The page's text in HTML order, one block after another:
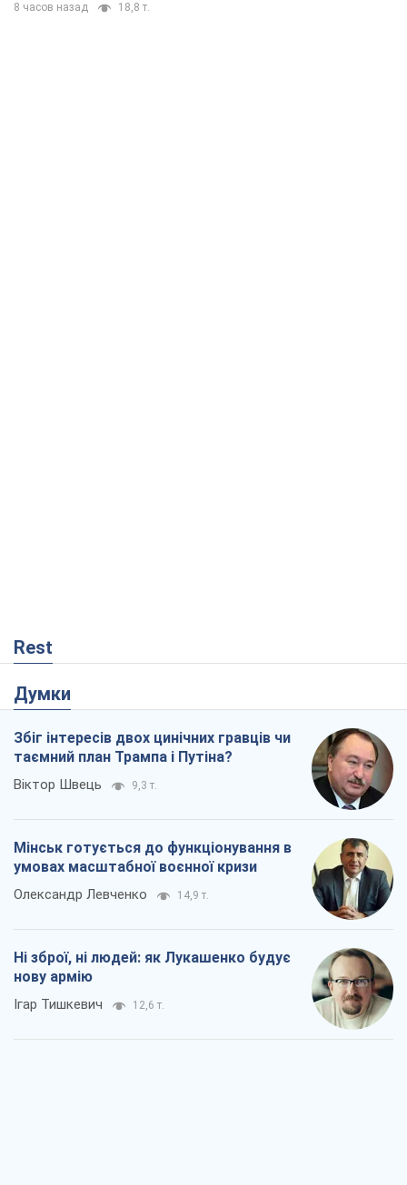
8 часов назад 18,8 т.
Rest
Думки
Збіг інтересів двох цинічних гравців чи
таємний план Трампа і Путіна?
Віктор Швець 9,3 т.
Мінськ готується до функціонування в
умовах масштабної воєнної кризи
Олександр Левченко 14,9 т.
Ні зброї, ні людей: як Лукашенко будує
нову армію
Ігар Тишкевич 12,6 т.